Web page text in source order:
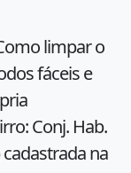
limpar o
fáceis e
Conj. Hab.
cadastrada na